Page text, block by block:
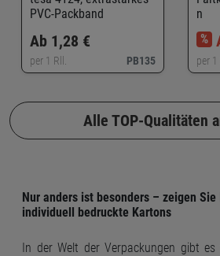
PVC-Packband
PB135
Ab 1,28 €
per 1 Rll.
n
%
per 1
Alle TOP-Qualitäten
Nur anders ist besonders – zeigen
individuell bedruckte Kartons
In der Welt der Verpackungen gibt